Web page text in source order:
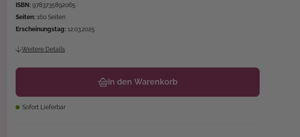
ISBN: 9783735892065
Seiten: 160 Seiten
Erscheinungstag: 12.03.2025
Weitere Details
In den Warenkorb
Sofort Lieferbar